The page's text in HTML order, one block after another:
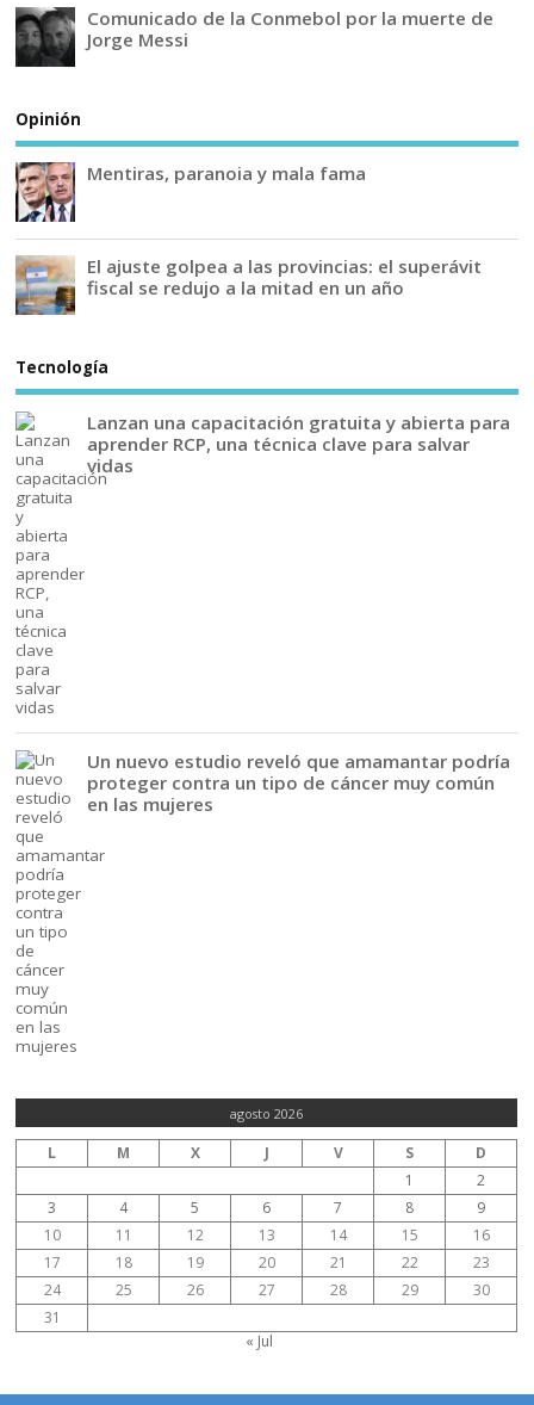
Comunicado de la Conmebol por la muerte de
Jorge Messi
Opinión
Mentiras, paranoia y mala fama
El ajuste golpea a las provincias: el superávit
fiscal se redujo a la mitad en un año
Tecnología
Lanzan una capacitación gratuita y abierta para
aprender RCP, una técnica clave para salvar
vidas
Un nuevo estudio reveló que amamantar podría
proteger contra un tipo de cáncer muy común
en las mujeres
agosto 2026
L M X J V S
D
1
2
3
4 5 6 7 8
9
10
11 12 13 14 15
16
17
18 19 20 21 22
23
24
25 26 27 28 29
30
31
« Jul